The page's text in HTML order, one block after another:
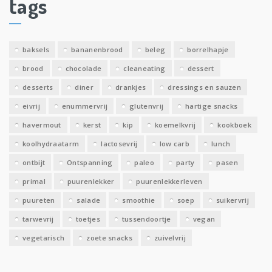
e
v
tags
baksels bananenbrood beleg borrelhapje
brood chocolade cleaneating dessert
desserts diner drankjes dressings en sauzen
eivrij enummervrij glutenvrij hartige snacks
havermout kerst kip koemelkvrij kookboek
koolhydraatarm lactosevrij low carb lunch
ontbijt Ontspanning paleo party pasen
primal puurenlekker puurenlekkerleven
puureten salade smoothie soep suikervrij
tarwevrij toetjes tussendoortje vegan
vegetarisch zoete snacks zuivelvrij